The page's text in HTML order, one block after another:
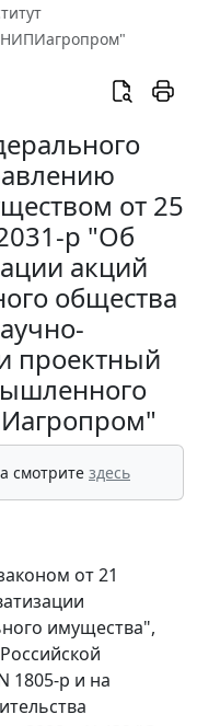
от 25
р "Об
акций
общества
проектный
смотрите здесь
от 21
имущества",
1805-р и на